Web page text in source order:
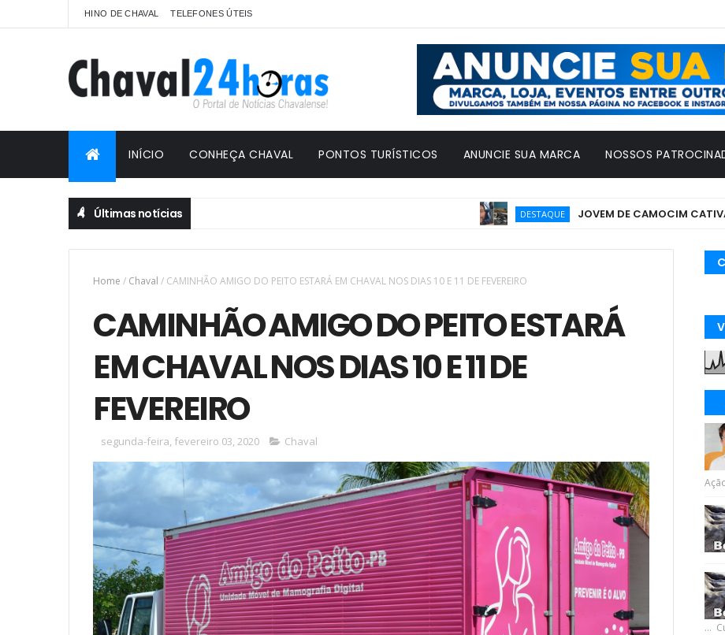
HINO DE CHAVAL TELEFONES ÚTEIS
INÍCIO CONHEÇA CHAVAL PONTOS TURÍSTICOS ANUNCIE SUA MARCA NOSSOS
Últimas notícias DESTAQUE JOVEM DE CAMOCIM CATIVA
Home / Chaval / CAMINHÃO AMIGO DO PEITO ESTARÁ EM CHAVAL NOS DIAS 10 E 11 DE FEVEREIRO
CAMINHÃO AMIGO DO PEITO ESTARÁ
EM CHAVAL NOS DIAS 10 E 11 DE
FEVEREIRO
segunda-feira, fevereiro 03, 2020 Chaval
...